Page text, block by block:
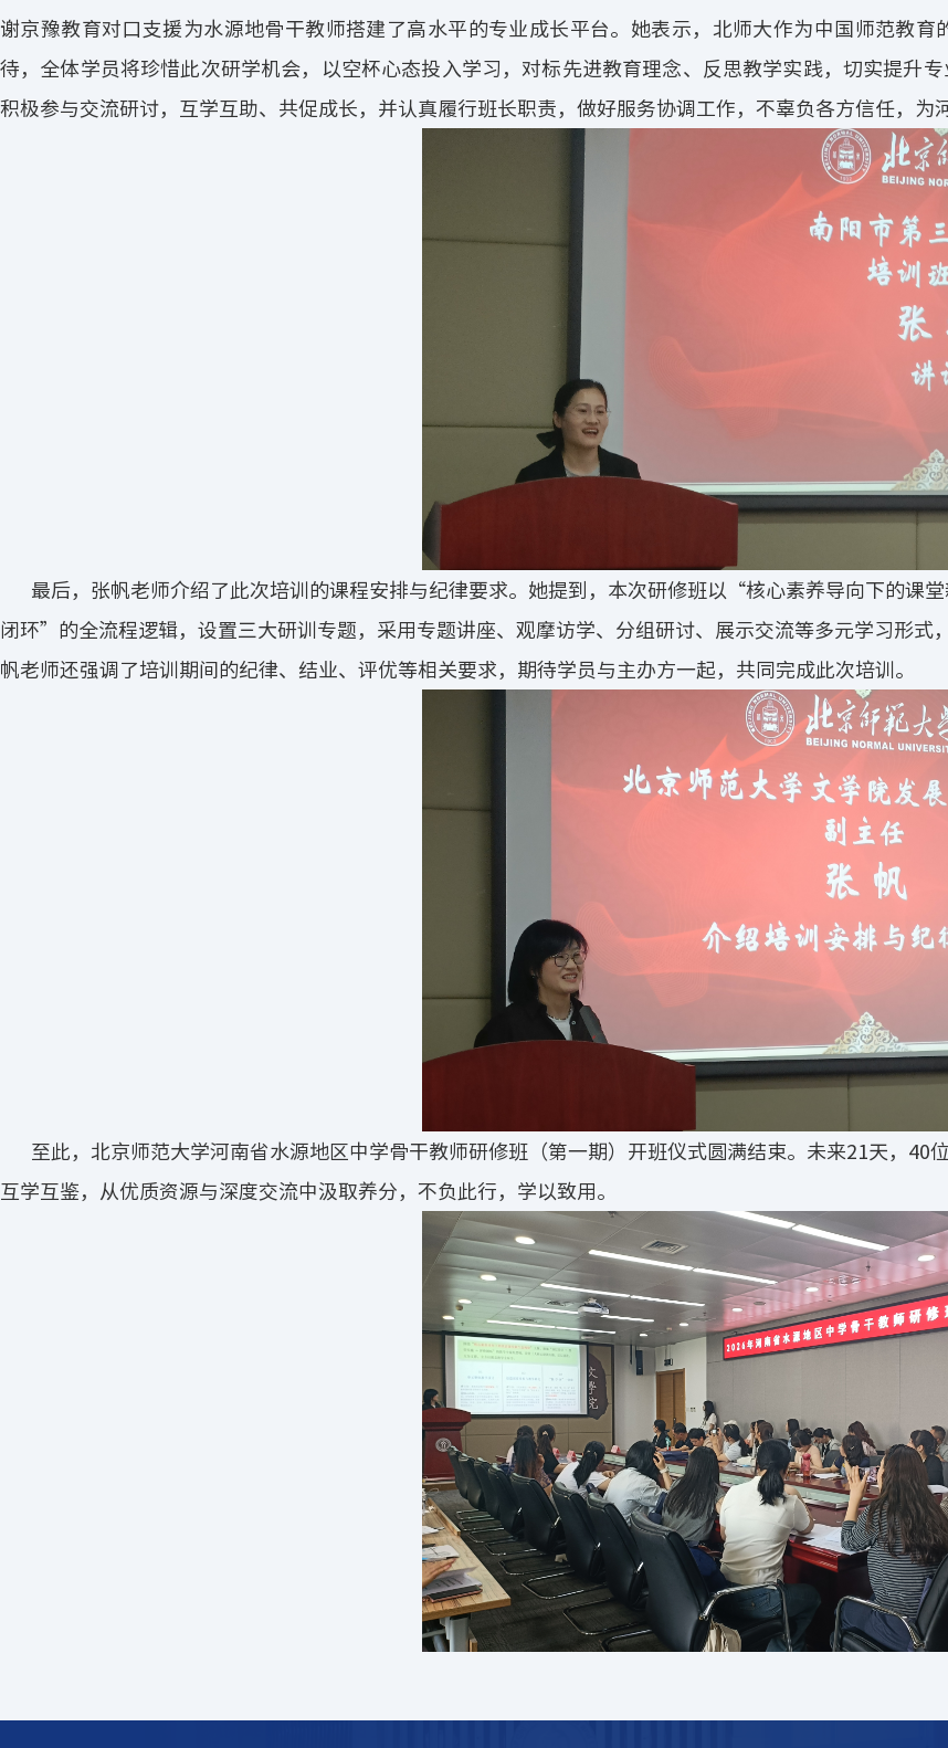
谢京豫教育对口支援为水源地骨干教师搭建了高水平的专业成长平台。她表示，北师大作为中国师范教
待，全体学员将珍惜此次研学机会，以空杯心态投入学习，对标先进教育理念、反思教学实践，切实提升
积极参与交流研讨，互学互助、共促成长，并认真履行班长职责，做好服务协调工作，不辜负各方信任，为
最后，张帆老师介绍了此次培训的课程安排与纪律要求。她提到，本次研修班以“核心素养导向下的
闭环”的全流程逻辑，设置三大研训专题，采用专题讲座、观摩访学、分组研讨、展示交流等多元学习形式
帆老师还强调了培训期间的纪律、结业、评优等相关要求，期待学员与主办方一起，共同完成此次培训。
至此，北京师范大学河南省水源地区中学骨干教师研修班（第一期）开班仪式圆满结束。未来21天，40
互学互鉴，从优质资源与深度交流中汲取养分，不负此行，学以致用。